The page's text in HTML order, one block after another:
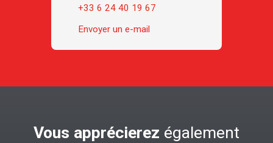
+33 6 24 40 19 67
Envoyer un e-mail
Vous apprécierez également